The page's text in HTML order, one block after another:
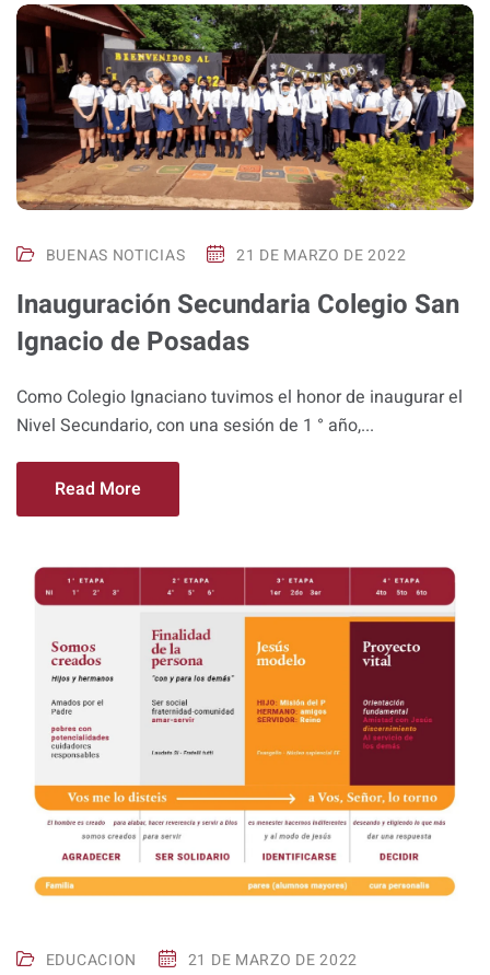
BUENAS NOTICIAS 21 DE MARZO DE 2022
Inauguración Secundaria Colegio San
Ignacio de Posadas
Como Colegio Ignaciano tuvimos el honor de inaugurar el
Nivel Secundario, con una sesión de 1 ° año,...
Read More
EDUCACION 21 DE MARZO DE 2022